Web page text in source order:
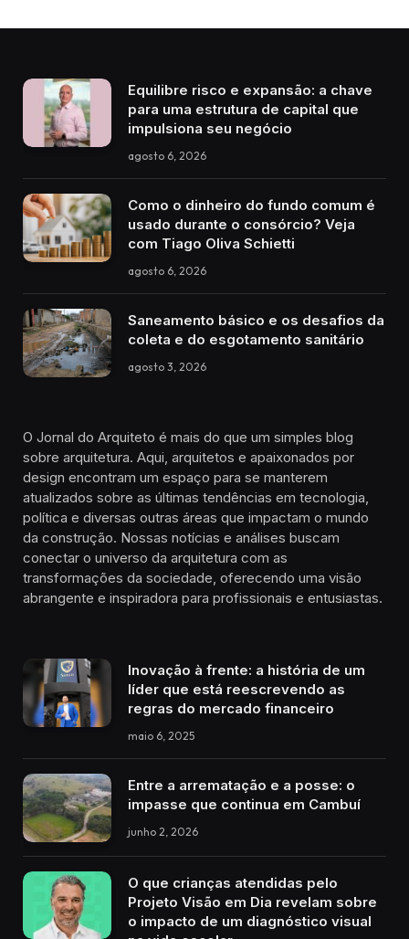
Equilibre risco e expansão: a chave
para uma estrutura de capital que
impulsiona seu negócio
agosto 6, 2026
Como o dinheiro do fundo comum é
usado durante o consórcio? Veja
com Tiago Oliva Schietti
agosto 6, 2026
Saneamento básico e os desafios da
coleta e do esgotamento sanitário
agosto 3, 2026
O Jornal do Arquiteto é mais do que um simples blog
sobre arquitetura. Aqui, arquitetos e apaixonados por
design encontram um espaço para se manterem
atualizados sobre as últimas tendências em tecnologia,
política e diversas outras áreas que impactam o mundo
da construção. Nossas notícias e análises buscam
conectar o universo da arquitetura com as
transformações da sociedade, oferecendo uma visão
abrangente e inspiradora para profissionais e entusiastas.
Inovação à frente: a história de um
líder que está reescrevendo as
regras do mercado financeiro
maio 6, 2025
Entre a arrematação e a posse: o
impasse que continua em Cambuí
junho 2, 2026
O que crianças atendidas pelo
Projeto Visão em Dia revelam sobre
o impacto de um diagnóstico visual